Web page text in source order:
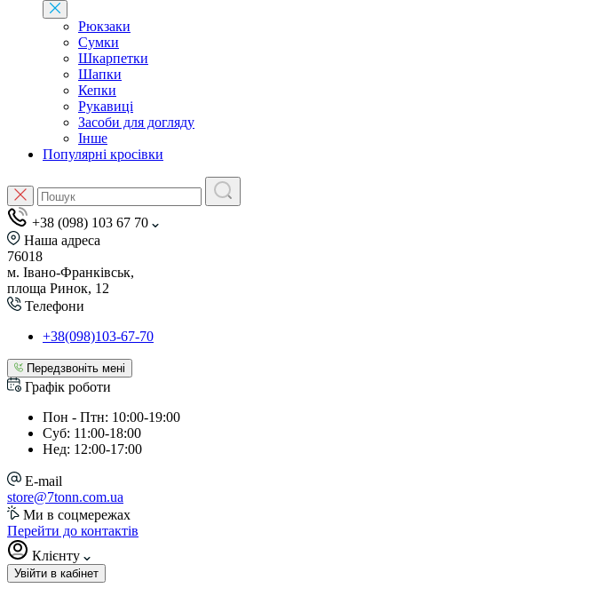
Рюкзаки
Сумки
Шкарпетки
Шапки
Кепки
Рукавиці
Засоби для догляду
Інше
Популярні кросівки
+38 (098) 103 67 70
Наша адреса
76018
м. Івано-Франківськ,
площа Ринок, 12
Телефони
+38(098)103-67-70
Передзвоніть мені
Графік роботи
Пон - Птн: 10:00-19:00
Суб: 11:00-18:00
Нед: 12:00-17:00
E-mail
store@7tonn.com.ua
Ми в соцмережах
Перейти до контактів
Клієнту
Увійти в кабінет